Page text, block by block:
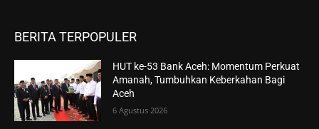
BERITA TERPOPULER
HUT ke-53 Bank Aceh: Momentum Perkuat
Amanah, Tumbuhkan Keberkahan Bagi
Aceh
6 Agustus 2026